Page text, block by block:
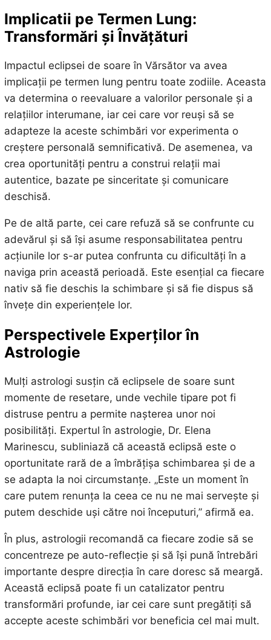
Implicatii pe Termen Lung:
Transformări și Învățături
Impactul eclipsei de soare în Vărsător va avea
implicații pe termen lung pentru toate zodiile. Aceasta
va determina o reevaluare a valorilor personale și a
relațiilor interumane, iar cei care vor reuși să se
adapteze la aceste schimbări vor experimenta o
creștere personală semnificativă. De asemenea, va
crea oportunități pentru a construi relații mai
autentice, bazate pe sinceritate și comunicare
deschisă.
Pe de altă parte, cei care refuză să se confrunte cu
adevărul și să își asume responsabilitatea pentru
acțiunile lor s-ar putea confrunta cu dificultăți în a
naviga prin această perioadă. Este esențial ca fiecare
nativ să fie deschis la schimbare și să fie dispus să
învețe din experiențele lor.
Perspectivele Experților în
Astrologie
Mulți astrologi susțin că eclipsele de soare sunt
momente de resetare, unde vechile tipare pot fi
distruse pentru a permite nașterea unor noi
posibilități. Expertul în astrologie, Dr. Elena
Marinescu, subliniază că această eclipsă este o
oportunitate rară de a îmbrățișa schimbarea și de a
se adapta la noi circumstanțe. „Este un moment în
care putem renunța la ceea ce nu ne mai servește și
putem deschide uși către noi începuturi,” afirmă ea.
În plus, astrologii recomandă ca fiecare zodie să se
concentreze pe auto-reflecție și să își pună întrebări
importante despre direcția în care doresc să meargă.
Această eclipsă poate fi un catalizator pentru
transformări profunde, iar cei care sunt pregătiți să
accepte aceste schimbări vor beneficia cel mai mult.